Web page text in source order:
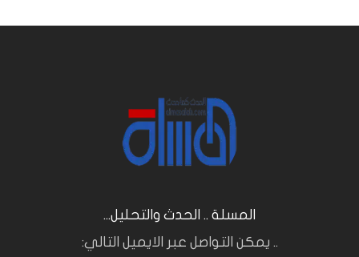
المسلة .. الحدث والتحليل...
.. يمكن التواصل عبر الايميل التالي: